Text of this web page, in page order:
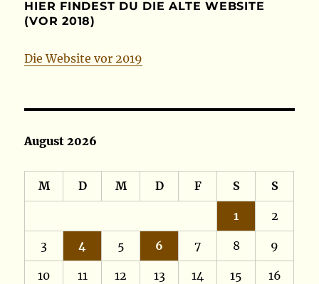
HIER FINDEST DU DIE ALTE WEBSITE
(VOR 2018)
Die Website vor 2019
August 2026
M D M D F S S
1 2
3 4 5 6 7 8 9
10 11 12 13 14 15 16